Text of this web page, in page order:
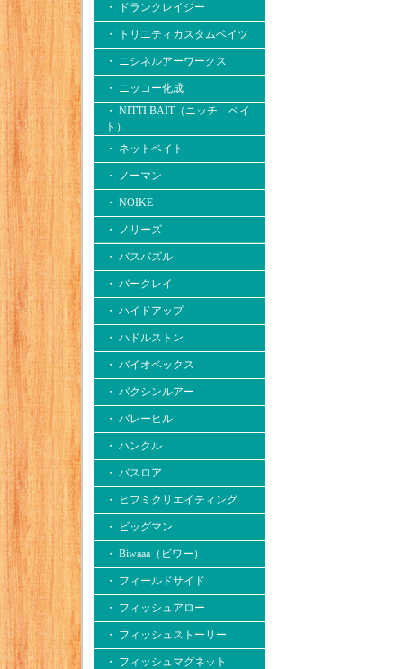
・ ドランクレイジー
・ トリニティカスタムベイツ
・ ニシネルアーワークス
・ ニッコー化成
・ NITTI BAIT（ニッチ ベイ
ト）
・ ネットベイト
・ ノーマン
・ NOIKE
・ ノリーズ
・ バスパズル
・ バークレイ
・ ハイドアップ
・ ハドルストン
・ バイオベックス
・ バクシンルアー
・ バレーヒル
・ ハンクル
・ バスロア
・ ヒフミクリエイティング
・ ビッグマン
・ Biwaaa（ビワー）
・ フィールドサイド
・ フィッシュアロー
・ フィッシュストーリー
・ フィッシュマグネット